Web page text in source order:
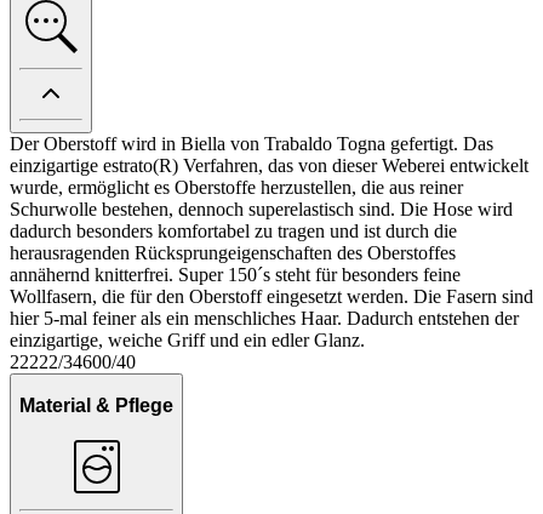
Der Oberstoff wird in Biella von Trabaldo Togna gefertigt. Das
einzigartige estrato(R) Verfahren, das von dieser Weberei entwickelt
wurde, ermöglicht es Oberstoffe herzustellen, die aus reiner
Schurwolle bestehen, dennoch superelastisch sind. Die Hose wird
dadurch besonders komfortabel zu tragen und ist durch die
herausragenden Rücksprungeigenschaften des Oberstoffes
annähernd knitterfrei. Super 150´s steht für besonders feine
Wollfasern, die für den Oberstoff eingesetzt werden. Die Fasern sind
hier 5-mal feiner als ein menschliches Haar. Dadurch entstehen der
einzigartige, weiche Griff und ein edler Glanz.
22222/34600/40
Material & Pflege